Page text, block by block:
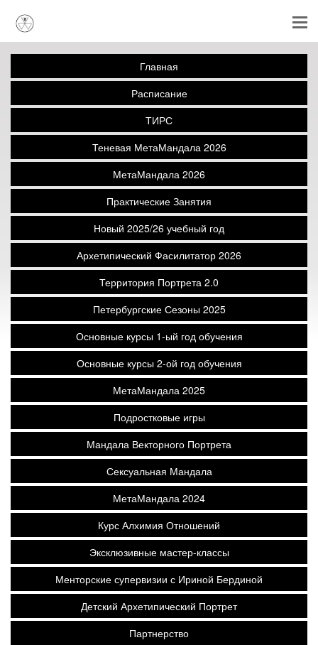
Главная
Расписание
ТИРС
Теневая МетаМандала 2026
МетаМандала 2026
Практические Занятия
Новый 2025/26 учебный год
Архетипический Фасилитатор 2026
Территория Портрета 2.0
Петербургские Сезоны 2025
Основные курсы 1-ый год обучения
Основные курсы 2-ой год обучения
МетаМандала 2025
Подростковые игры
Мандала Векторного Портрета
Сексуальная Мандала
МетаМандала 2024
Курс Алхимия Отношений
Эксклюзивные мастер-классы
Менторские супервизии с Ириной Бердиной
Детский Архетипический Портрет
Партнерство